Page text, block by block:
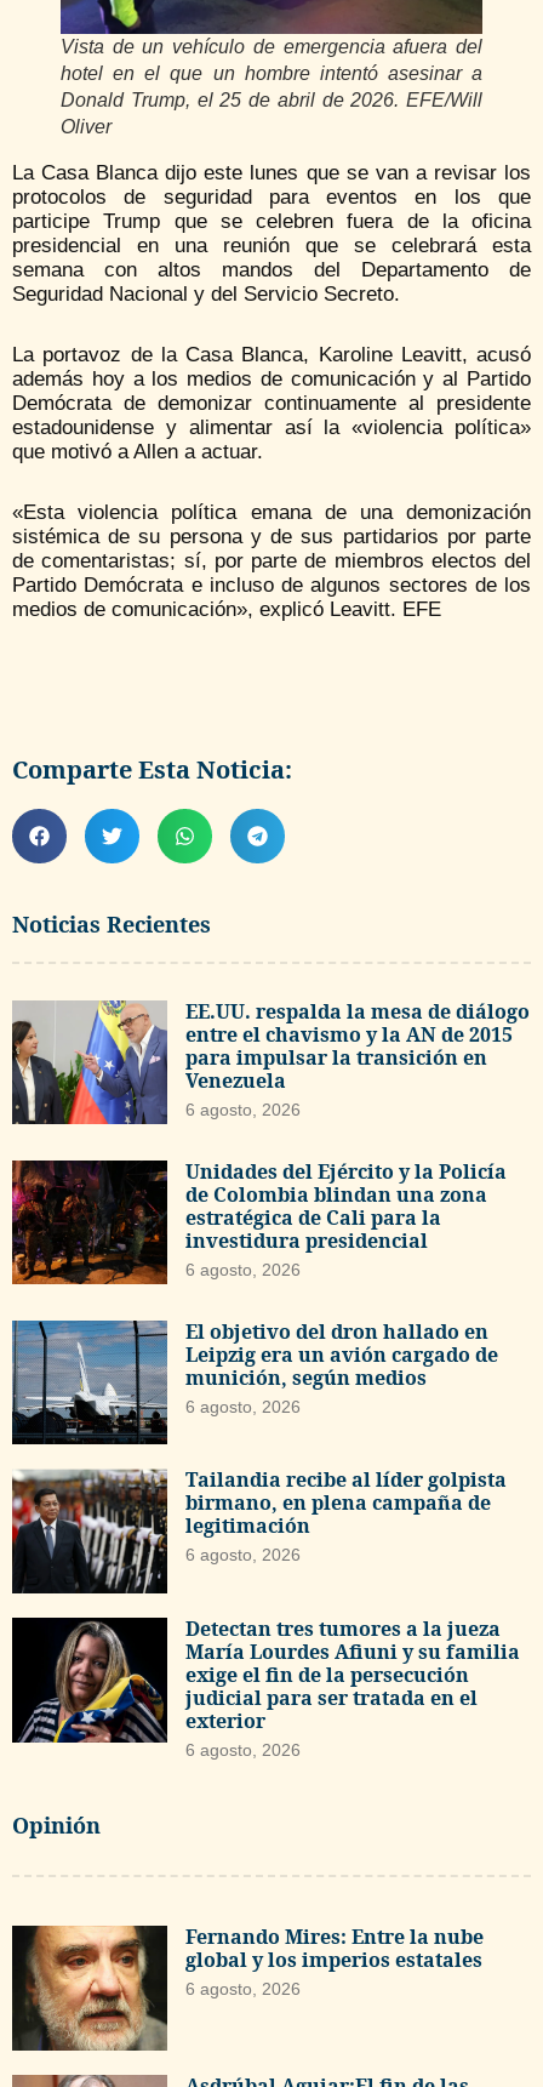
Noticias Recientes
EE.UU. respalda la mesa de diálogo
entre el chavismo y la AN de 2015
para impulsar la transición en
Venezuela
6 agosto, 2026
Unidades del Ejército y la Policía
de Colombia blindan una zona
estratégica de Cali para la
investidura presidencial
6 agosto, 2026
El objetivo del dron hallado en
Leipzig era un avión cargado de
munición, según medios
6 agosto, 2026
Tailandia recibe al líder golpista
birmano, en plena campaña de
legitimación
6 agosto, 2026
Detectan tres tumores a la jueza
María Lourdes Afiuni y su familia
exige el fin de la persecución
judicial para ser tratada en el
exterior
6 agosto, 2026
Opinión
Fernando Mires: Entre la nube
global y los imperios estatales
6 agosto, 2026
Vista de un vehículo de emergencia afuera del
hotel en el que un hombre intentó asesinar a
Donald Trump, el 25 de abril de 2026. EFE/Will
Oliver
La Casa Blanca dijo este lunes que se van a revisar los
protocolos de seguridad para eventos en los que
participe Trump que se celebren fuera de la oficina
presidencial en una reunión que se celebrará esta
semana con altos mandos del Departamento de
Seguridad Nacional y del Servicio Secreto.
La portavoz de la Casa Blanca, Karoline Leavitt, acusó
además hoy a los medios de comunicación y al Partido
Demócrata de demonizar continuamente al presidente
estadounidense y alimentar así la «violencia política»
que motivó a Allen a actuar.
«Esta violencia política emana de una demonización
sistémica de su persona y de sus partidarios por parte
de comentaristas; sí, por parte de miembros electos del
Partido Demócrata e incluso de algunos sectores de los
medios de comunicación», explicó Leavitt. EFE
Comparte Esta Noticia: